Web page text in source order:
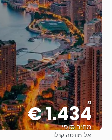
מ
1.434 €
מחיר סופי
אל:מונטה קרלו